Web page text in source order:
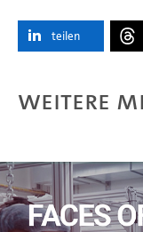
teilen
Weitere